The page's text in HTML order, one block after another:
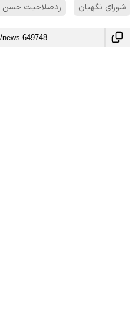
شورای نگهبان ردصلاحیت حسن